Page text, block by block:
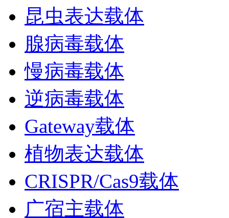
昆虫表达载体
腺病毒载体
慢病毒载体
逆病毒载体
Gateway载体
植物表达载体
CRISPR/Cas9载体
广宿主载体